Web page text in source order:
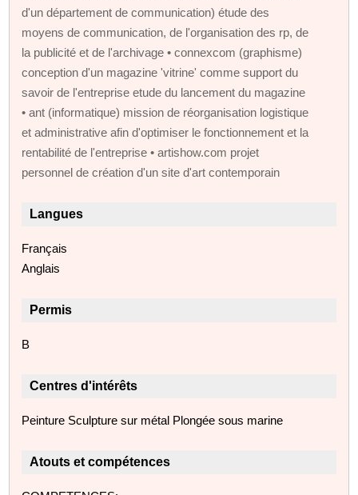
d'un département de communication) étude des
moyens de communication, de l'organisation des rp, de
la publicité et de l'archivage • connexcom (graphisme)
conception d'un magazine 'vitrine' comme support du
savoir de l'entreprise etude du lancement du magazine
• ant (informatique) mission de réorganisation logistique
et administrative afin d'optimiser le fonctionnement et la
rentabilité de l'entreprise • artishow.com projet
personnel de création d'un site d'art contemporain
Langues
Français
Anglais
Permis
B
Centres d'intérêts
Peinture Sculpture sur métal Plongée sous marine
Atouts et compétences